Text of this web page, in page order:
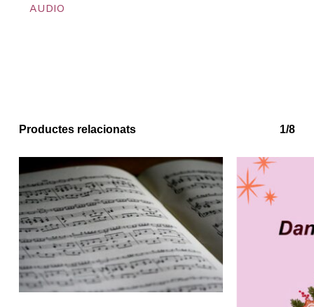
No hi ha productes a la cistella.
Go to shop
AUDIO
Productes relacionats 1/8